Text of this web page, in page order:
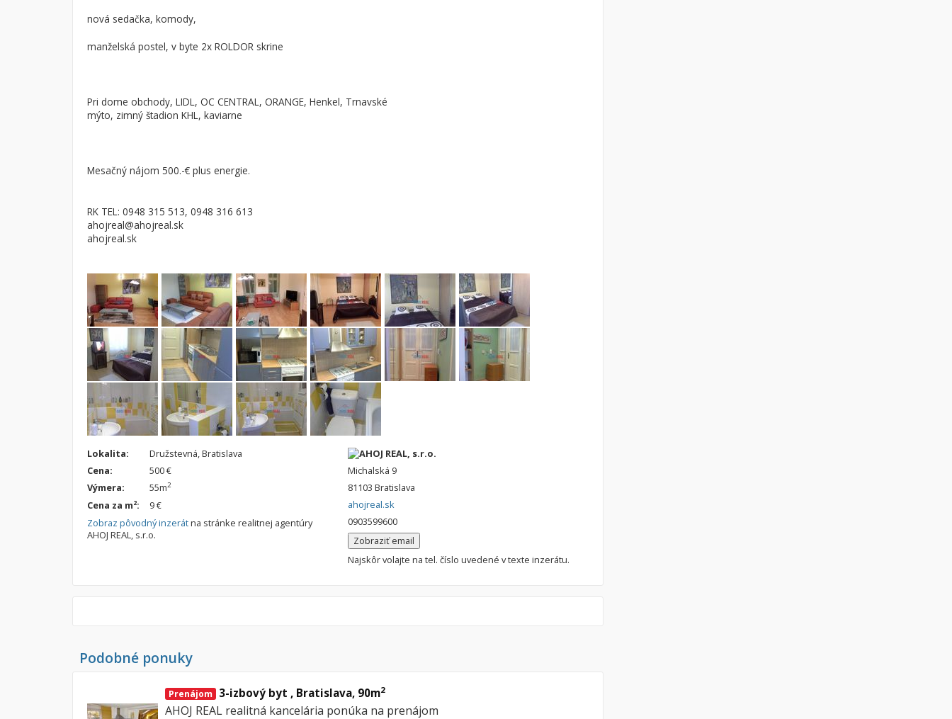
nová sedačka, komody,
manželská postel, v byte 2x ROLDOR skrine
Pri dome obchody, LIDL, OC CENTRAL, ORANGE, Henkel, Trnavské
mýto, zimný štadion KHL, kaviarne
Mesačný nájom 500.-€ plus energie.
RK TEL: 0948 315 513, 0948 316 613
ahojreal@ahojreal.sk
ahojreal.sk
Lokalita:
Družstevná, Bratislava
Cena:
500 €
Výmera:
55m2
Cena za m2:
9 €
Zobraz pôvodný inzerátna stránke realitnej agentúry
AHOJ REAL, s.r.o.
AHOJ REAL, s.r.o.
Michalská 9
81103 Bratislava
ahojreal.sk
0903599600
Zobraziť email
Najskôr volajte na tel. číslo uvedené v texte inzerátu.
Podobné ponuky
Prenájom 3-izbový byt , Bratislava, 90m2
AHOJ REAL realitná kancelária ponúka na prenájom